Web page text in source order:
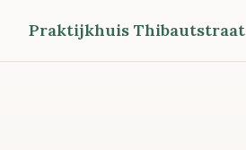
Praktijkhuis Thibautstraat